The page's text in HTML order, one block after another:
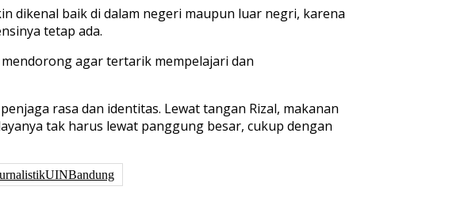
dikenal baik di dalam negeri maupun luar negri, karena
tetap ada.
agar tertarik mempelajari dan
rasa dan identitas. Lewat tangan Rizal, makanan
tak harus lewat panggung besar, cukup dengan